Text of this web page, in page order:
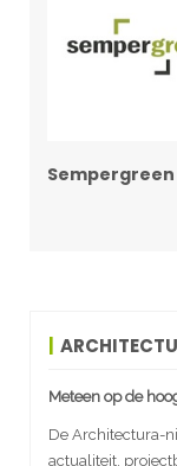
Sempergreen
Meteen op de
De Architectura-
actualiteit,